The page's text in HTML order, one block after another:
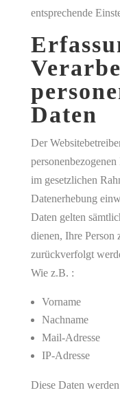
entsprechende
Daten
Der
im gesetzlichen
Datenerhebung
Daten gelten
dienen, Ihre Person
zurückverfolgt
Wie z.B. :
Vorname
Nachname
Mail-Adresse
IP-Adresse
Diese Daten